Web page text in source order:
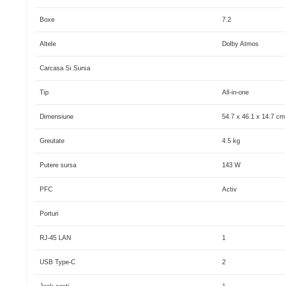
Boxe 7.2
Altele Dolby Atmos
Carcasa Si Sursa
Tip All-in-one
Dimensiune 54.7 x 46.1 x 14.7 cm
Greutate 4.5 kg
Putere sursa 143 W
PFC Activ
Porturi
RJ-45 LAN 1
USB Type-C 2